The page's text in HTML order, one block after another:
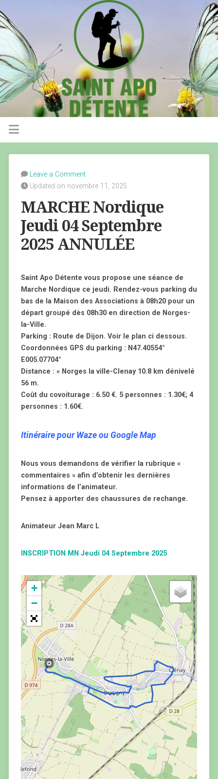
Leave a Comment
Updated on novembre 11, 2025
MARCHE Nordique
Jeudi 04 Septembre
2025 ANNULÉE
Saint Apo Détente vous propose une séance de
Marche Nordique ce jeudi. Rendez-vous parking du
bas de la Maison des Associations à 08h20 pour un
départ groupé dès 08h30 en direction de Norges-
la-Ville.
Parking : Route de Dijon. Voir le plan ci dessous.
Coordonnées GPS du parking : N47.40554°
E005.07704°
Distance : « Norges la ville-Clenay 10.8 km dénivelé
56 m.
Coût du covoiturage : 6.50 €. 5 personnes : 1.30€; 4
personnes : 1.60€.
Itinéraire pour Waze ou Google Map
Nous vous demandons de vérifier la rubrique «
commentaires » afin d’obtenir les dernières
informations de l’animateur.
Pensez à apporter des chaussures de rechange.
Animateur Jean Marc L
INSCRIPTION MN Jeudi 04 Septembre 2025
+
−